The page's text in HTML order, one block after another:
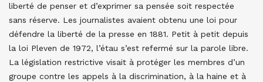
liberté de penser et d’exprimer sa pensée soit respectée
sans réserve. Les journalistes avaient obtenu une loi pour
défendre la liberté de la presse en 1881. Petit à petit depuis
la loi Pleven de 1972, l’étau s’est refermé sur la parole libre.
La législation restrictive visait à protéger les membres d’un
groupe contre les appels à la discrimination, à la haine et à